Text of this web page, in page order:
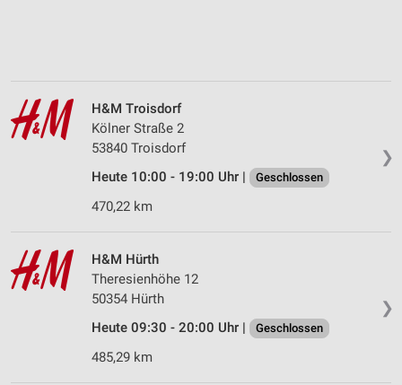
❯
H&M Troisdorf
Kölner Straße 2
53840 Troisdorf
Heute 10:00 - 19:00 Uhr |
Geschlossen
470,22 km
❯
H&M Hürth
Theresienhöhe 12
50354 Hürth
Heute 09:30 - 20:00 Uhr |
Geschlossen
485,29 km